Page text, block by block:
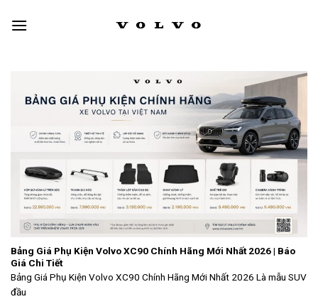
Bảng Giá Phụ Kiện Volvo XC90 Chính Hãng Mới Nhất 2026 | Báo
Giá Chi Tiết
Bảng Giá Phụ Kiện Volvo XC90 Chính Hãng Mới Nhất 2026 Là mẫu SUV
đầu